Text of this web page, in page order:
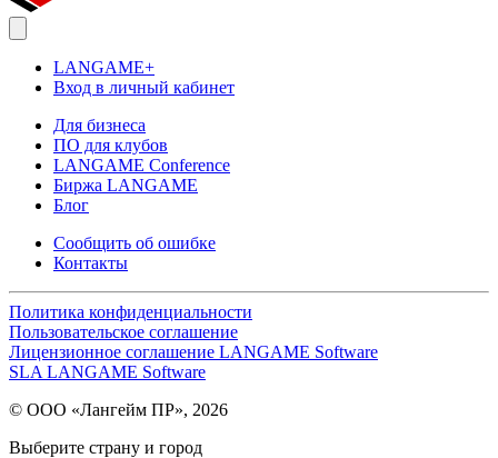
LANGAME+
Вход в личный кабинет
Для бизнеса
ПО для клубов
LANGAME Conference
Биржа LANGAME
Блог
Сообщить об ошибке
Контакты
Политика конфиденциальности
Пользовательское соглашение
Лицензионное соглашение LANGAME Software
SLA LANGAME Software
© ООО «Лангейм ПР», 2026
Выберите страну и город